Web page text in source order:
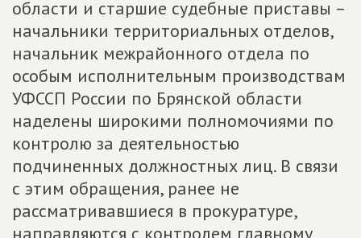
области и старшие судебные приставы –
начальники территориальных отделов,
начальник межрайонного отдела по
особым исполнительным производствам
УФССП России по Брянской области
наделены широкими полномочиями по
контролю за деятельностью
подчиненных должностных лиц. В связи
с этим обращения, ранее не
рассматривавшиеся в прокуратуре,
направляются с контролем главному